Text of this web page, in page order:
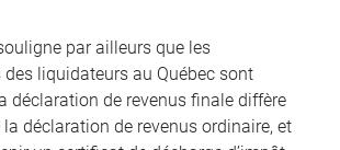
par ailleurs que les
liquidateurs au Québec sont
déclaration de revenus finale diffère
déclaration de revenus ordinaire, et